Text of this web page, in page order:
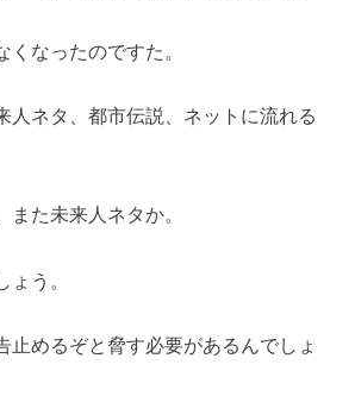
なったのですた。
人ネタ、都市伝説、ネットに流れる
た未来人ネタか。
ょう。
止めるぞと脅す必要があるんでしょ